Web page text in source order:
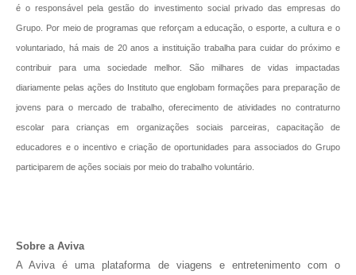
é o responsável pela gestão do investimento social privado das empresas do
Grupo. Por meio de programas que reforçam a educação, o esporte, a cultura e o
voluntariado, há mais de 20 anos a instituição trabalha para cuidar do próximo e
contribuir para uma sociedade melhor. São milhares de vidas impactadas
diariamente pelas ações do Instituto que englobam formações para preparação de
jovens para o mercado de trabalho, oferecimento de atividades no contraturno
escolar para crianças em organizações sociais parceiras, capacitação de
educadores e o incentivo e criação de oportunidades para associados do Grupo
participarem de ações sociais por meio do trabalho voluntário.
Sobre a Aviva
A Aviva é uma plataforma de viagens e entretenimento com o